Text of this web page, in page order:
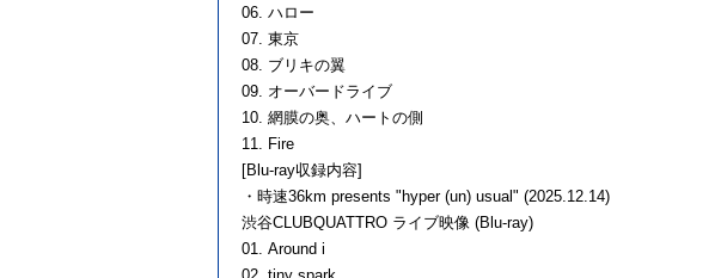
06. ハロー
07. 東京
08. ブリキの翼
09. オーバードライブ
10. 網膜の奥、ハートの側
11. Fire
[Blu-ray収録内容]
・時速36km presents "hyper (un) usual" (2025.12.14)
渋谷CLUBQUATTRO ライブ映像 (Blu-ray)
01. Around i